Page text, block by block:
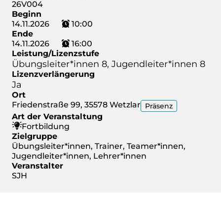
26V004
Beginn
14.11.2026
10:00
Ende
14.11.2026
16:00
Leistung/Lizenzstufe
Übungsleiter*innen 8, Jugendleiter*innen 8
Lizenzverlängerung
Ja
Ort
Friedenstraße 99, 35578 Wetzlar
Präsenz
Art der Veranstaltung
Fortbildung
Zielgruppe
Übungsleiter*innen, Trainer, Teamer*innen,
Jugendleiter*innen, Lehrer*innen
Veranstalter
SJH